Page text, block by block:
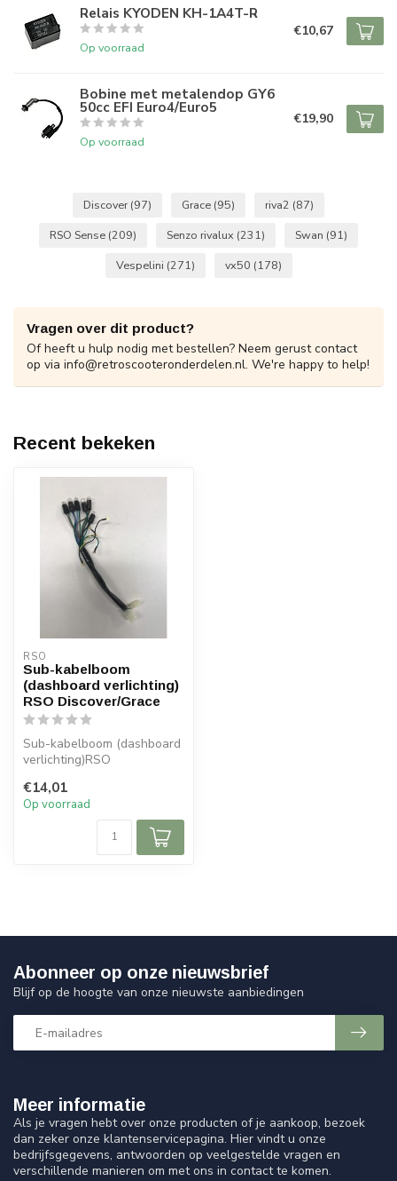
Relais KYODEN KH-1A4T-R
Op voorraad
€10,67
Bobine met metalendop GY6
50cc EFI Euro4/Euro5
Op voorraad
€19,90
Discover (97) Grace (95) riva2 (87)
RSO Sense (209) Senzo rivalux (231) Swan (91)
Vespelini (271) vx50 (178)
Vragen over dit product?
Of heeft u hulp nodig met bestellen? Neem gerust contact
op via info@retroscooteronderdelen.nl. We're happy to help!
Recent bekeken
RSO
Sub-kabelboom
(dashboard verlichting)
RSO Discover/Grace
Sub-kabelboom (dashboard
verlichting)RSO
€14,01
Op voorraad
Meer informatie
Als je vragen hebt over onze producten of je aankoop, bezoek
dan zeker onze klantenservicepagina. Hier vindt u onze
bedrijfsgegevens, antwoorden op veelgestelde vragen en
verschillende manieren om met ons in contact te komen.
Abonneer op onze nieuwsbrief
Blijf op de hoogte van onze nieuwste aanbiedingen